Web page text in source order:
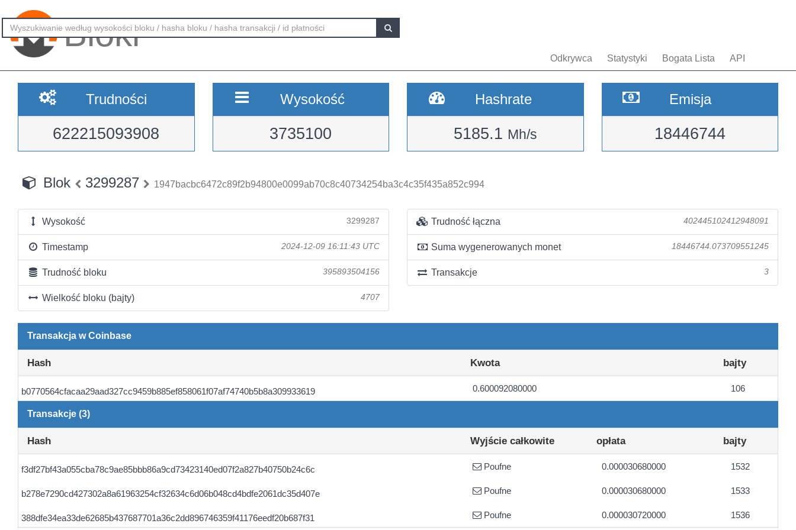
Bloki
Odkrywca Statystyki Bogata Lista API
Trudności
622215093908
Wysokość
3735100
Hashrate
5185.1 Mh/s
Emisja
18446744
Blok 3299287 1947bacbc6472c89f2b94800e0099ab70c8c40734254ba3c4c35f435a852c994
Wysokość 3299287
Timestamp 2024-12-09 16:11:43 UTC
Trudność bloku 395893504156
Wielkość bloku (bajty) 4707
Trudność łączna 402445102412948091
Suma wygenerowanych monet 18446744.073709551245
Transakcje 3
Transakcja w Coinbase
Hash Kwota bajty
b0770564cfacaa29aad327cc9459b885ef858061f07af74740b5b8a309933619 0.600092080000 106
Transakcje (3)
Hash Wyjście całkowite opłata bajty
f3df27bf43a055cba78c9ae85bbb86a9cd73423140ed07f2a827b40750b24c6c Poufne 0.000030680000 1532
b278e7290cd427302a8a61963254cf32634c6d06b048cd4bdfe2061dc35d407e Poufne 0.000030680000 1533
388dfe34ea33de62685b437687701a36c2dd896746359f41176eedf20b687f31 Poufne 0.000030720000 1536